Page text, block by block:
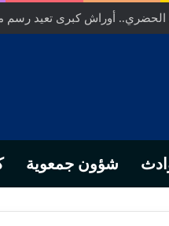
التدبير المحلي إلى رهانات
شؤون جمعوية